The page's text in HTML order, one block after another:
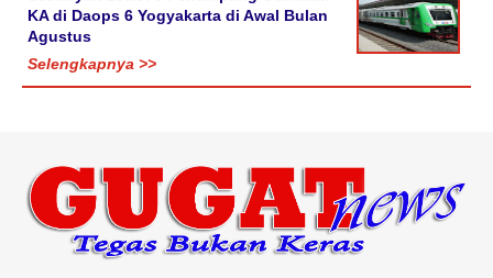
KA di Daops 6 Yogyakarta di Awal Bulan
Agustus
Selengkapnya >>